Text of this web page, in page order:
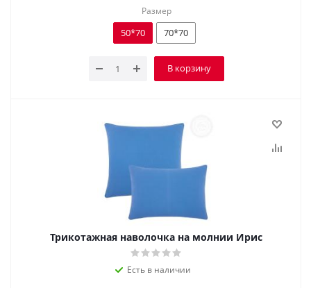
Размер
50*70 70*70
В корзину
Трикотажная наволочка на молнии Ирис
Есть в наличии